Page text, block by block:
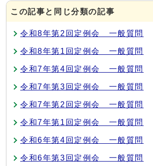
この記事と同じ分類の記事
令和8年第2回定例会 一般質問
令和8年第1回定例会 一般質問
令和7年第4回定例会 一般質問
令和7年第3回定例会 一般質問
令和7年第2回定例会 一般質問
令和7年第1回定例会 一般質問
令和6年第4回定例会 一般質問
令和6年第3回定例会 一般質問